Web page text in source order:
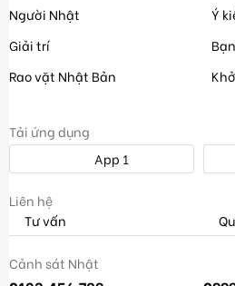
Người Nhật
Giải trí
Rao vặt Nhật Bản
Ý
Tải ứng dụng
App 1
Liên hệ
Tư vấn
Cảnh sát Nhật